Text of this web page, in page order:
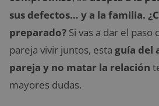
sus defectos… y a la familia.
preparado? Si vas a dar el
pareja vivir juntos, esta guía del
pareja y no matar la relación
mayores dudas.